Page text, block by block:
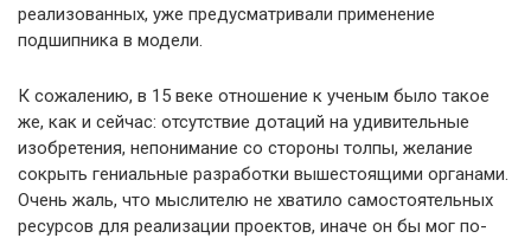
реализованных, уже предусматривали применение
подшипника в модели.
К сожалению, в 15 веке отношение к ученым было такое
же, как и сейчас: отсутствие дотаций на удивительные
изобретения, непонимание со стороны толпы, желание
сокрыть гениальные разработки вышестоящими органами.
Очень жаль, что мыслителю не хватило самостоятельных
ресурсов для реализации проектов, иначе он бы мог по-